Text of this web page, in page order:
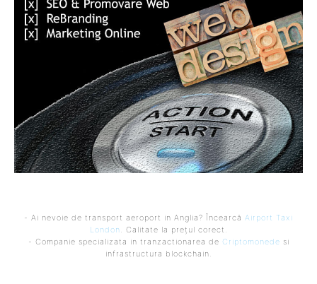
- Ai nevoie de transport aeroport in Anglia? Încearcă Airport Taxi
London . Calitate la prețul corect.
- Companie specializata in tranzactionarea de Criptomonede si
infrastructura blockchain.